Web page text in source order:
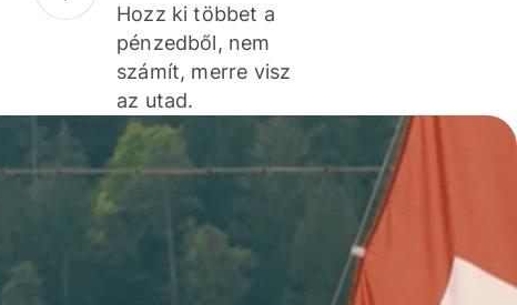
Hozz ki többet a
pénzedből, nem
számít, merre visz
az utad.